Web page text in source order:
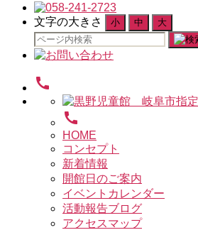
文字の大きさ 小 中 大
検
索
象:
call
call
HOME
コンセプト
新着情報
開館日のご案内
イベントカレンダー
活動報告ブログ
アクセスマップ